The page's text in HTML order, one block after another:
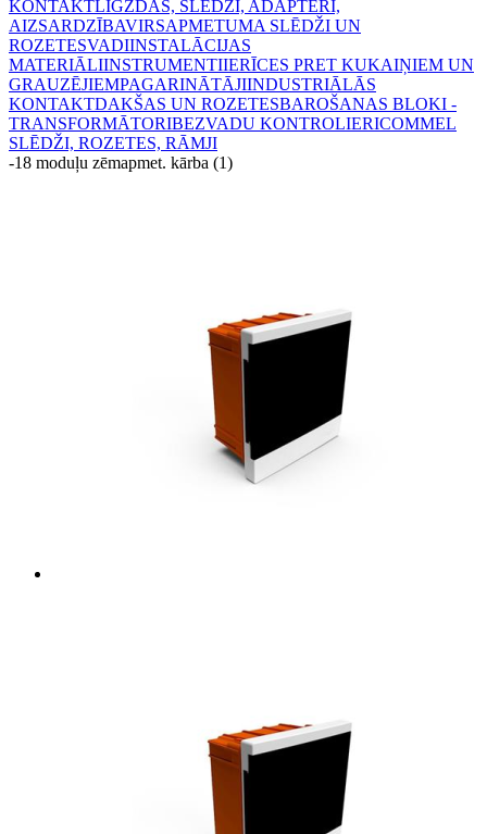
KONTAKTLIGZDAS, SLĒDŽI, ADAPTERI,
AIZSARDZĪBAVIRSAPMETUMA SLĒDŽI UN
ROZETESVADIINSTALĀCIJAS
MATERIĀLIINSTRUMENTIIERĪCES PRET KUKAIŅIEM UN
GRAUZĒJIEMPAGARINĀTĀJIINDUSTRIĀLĀS
KONTAKTDAKŠAS UN ROZETESBAROŠANAS BLOKI -
TRANSFORMĀTORIBEZVADU KONTROLIERICOMMEL
SLĒDŽI, ROZETES, RĀMJI
-18 moduļu zēmapmet. kārba (1)